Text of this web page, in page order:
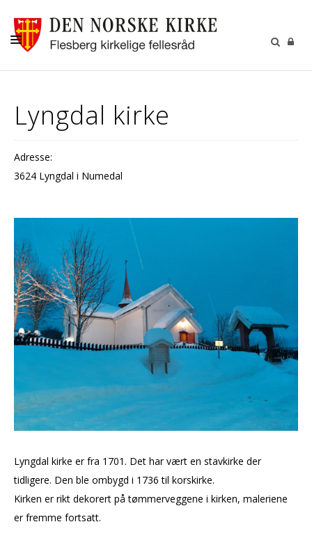
BARN OG UNGE
KONTAKT
MISJON
Lyngdal kirke
Adresse:
3624 Lyngdal i Numedal
Lyngdal kirke er fra 1701. Det har vært en stavkirke der
tidligere. Den ble ombygd i 1736 til korskirke.
Kirken er rikt dekorert på tømmerveggene i kirken, maleriene
er fremme fortsatt.